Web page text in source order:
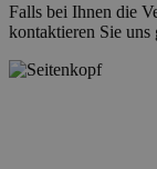
Falls bei Ihnen die
kontaktieren Sie uns